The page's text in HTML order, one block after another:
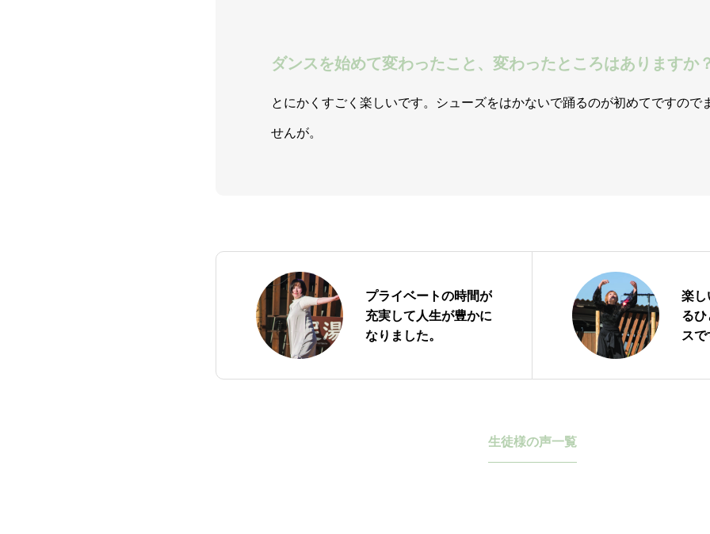
ダンスを始めて変わったこと、変わったところはありますか
とにかくすごく楽しいです。シューズをはかないで踊るのが初めてですので
せんが。
プライベートの時間が
充実して人生が豊かに
なりました。
楽し
るひ
スで
生徒様の声一覧
ジャズ・ダンスとは？
VOICE
ギャラリー ブログ
CONTACT